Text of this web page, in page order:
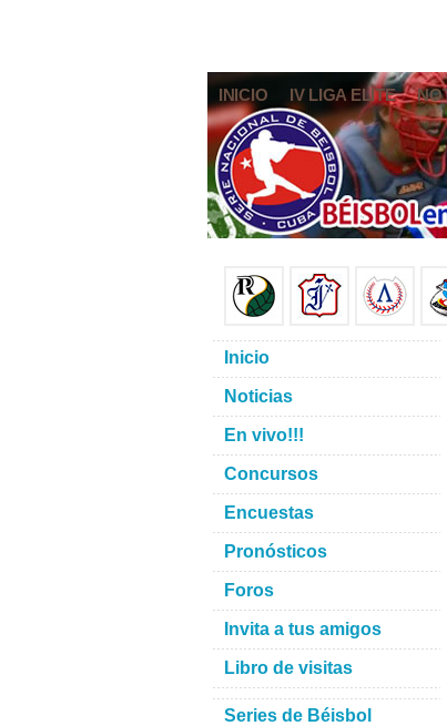
INICIO IV LIGA ELITE
Inicio
Noticias
En vivo!!!
Concursos
Encuestas
Pronósticos
Foros
Invita a tus amigos
Libro de visitas
Series de Béisbol